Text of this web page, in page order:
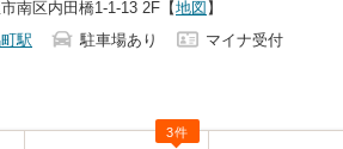
南区内田橋1-1-13 2F 【地図 】
駅
駐車場あり
マイナ受付
3件